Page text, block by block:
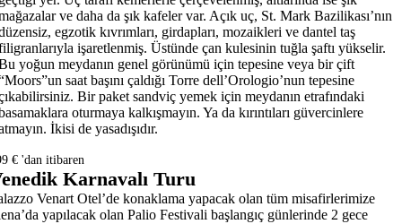
ve daha da şık kafeler var. Açık uç, St. Mark Bazilikası’nın
egzotik kıvrımları, girdapları, mozaikleri ve dantel taş
işaretlenmiş. Üstünde çan kulesinin tuğla şaftı yükselir.
yoğun meydanın genel görünümü için tepesine veya bir çift
saat başını çaldığı Torre dell’Orologio’nun tepesine
Bir paket sandviç yemek için meydanın etrafındaki
oturmaya kalkışmayın. Ya da kırıntıları güvercinlere
İkisi de yasadışıdır.
€ 'dan itibaren
Karnavalı Turu
Venart Otel’de konaklama yapacak olan tüm misafirlerimize
yapılacak olan Palio Festivali başlangıç günlerinde 2 gece